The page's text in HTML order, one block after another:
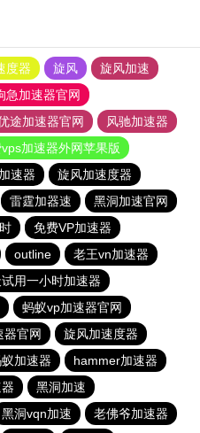
度器 旋风
旋风加速
急加速器官网
途加速器官网
风驰加速器
加速器外网苹果版
速器
旋风加速度器
雷霆加器速
黑洞加速官网
免费VP加速器
outline
老王vn加速器
用一小时加速器
蚂蚁vp加速器官网
器官网
旋风加速度器
加速器
hammer加速器
黑洞加速
黑洞vqn加速 老佛爷加速器